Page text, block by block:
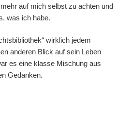
auf mich selbst zu achten und
was ich habe.
wirklich jedem
anderen Blick auf sein Leben
es eine klasse Mischung aus
Gedanken.